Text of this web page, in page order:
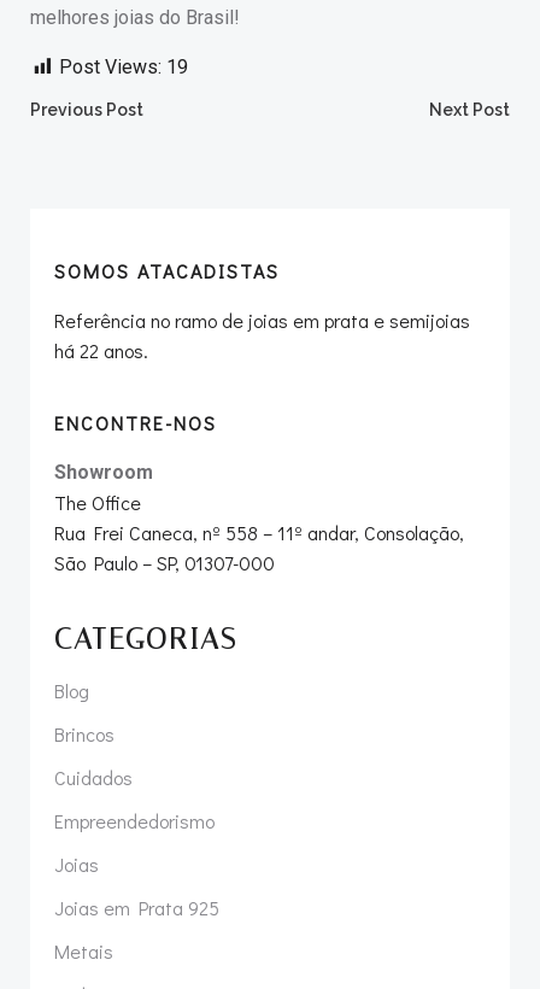
melhores joias do Brasil!
Post Views: 19
Post
Previous Post Next Post
SOMOS ATACADISTAS
Referência no ramo de joias em prata e semijoias
há 22 anos.
ENCONTRE-NOS
Showroom
The Office
Rua Frei Caneca, nº 558 – 11º andar, Consolação,
São Paulo – SP, 01307-000
CATEGORIAS
Blog
Brincos
Cuidados
Empreendedorismo
Joias
Joias em Prata 925
Metais